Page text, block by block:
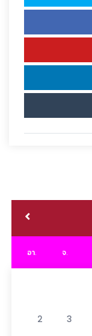
อา. จ.
2 3